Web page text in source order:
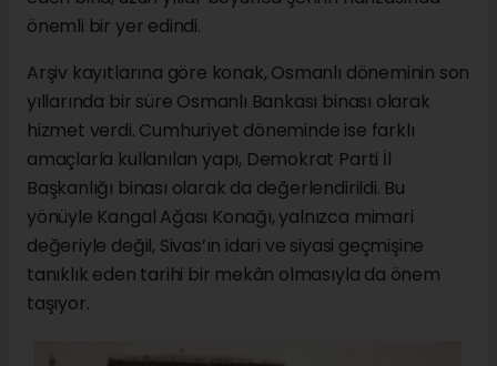
önemli bir yer edindi.
Arşiv kayıtlarına göre konak, Osmanlı döneminin son
yıllarında bir süre Osmanlı Bankası binası olarak
hizmet verdi. Cumhuriyet döneminde ise farklı
amaçlarla kullanılan yapı, Demokrat Parti İl
Başkanlığı binası olarak da değerlendirildi. Bu
yönüyle Kangal Ağası Konağı, yalnızca mimari
değeriyle değil, Sivas’ın idari ve siyasi geçmişine
tanıklık eden tarihi bir mekân olmasıyla da önem
taşıyor.